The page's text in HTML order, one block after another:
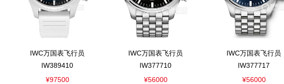
IWC万国表飞行员
IW389410
¥97500
IWC万国表飞行员
IW377710
¥56000
IWC万国表飞行员
IW377717
¥56000